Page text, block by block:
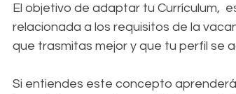
El objetivo de adaptar tu Currículum,
relacionada a los requisitos de la
que trasmitas mejor y que tu perfil se
Si entiendes este concepto